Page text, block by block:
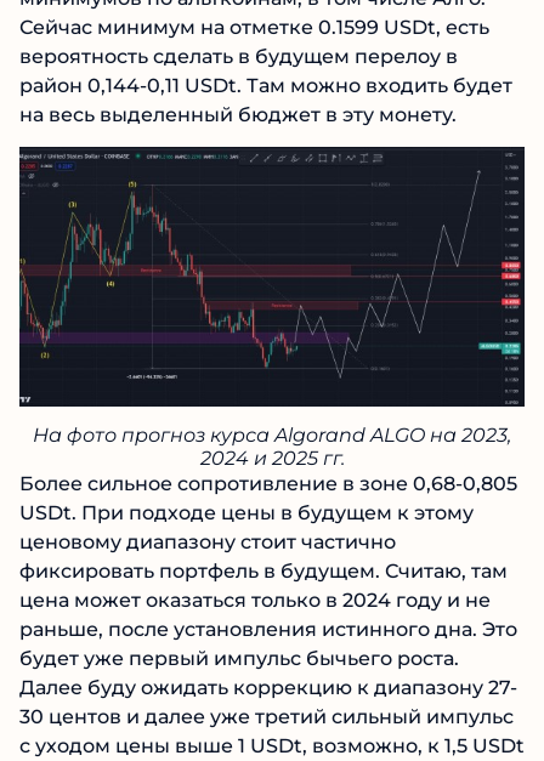
Сейчас минимум на отметке 0.1599 USDt, есть
вероятность сделать в будущем перелоу в
район 0,144-0,11 USDt. Там можно входить будет
на весь выделенный бюджет в эту монету.
На фото прогноз курса Algorand ALGO на 2023,
2024 и 2025 гг.
Более сильное сопротивление в зоне 0,68-0,805
USDt. При подходе цены в будущем к этому
ценовому диапазону стоит частично
фиксировать портфель в будущем. Считаю, там
цена может оказаться только в 2024 году и не
раньше, после установления истинного дна. Это
будет уже первый импульс бычьего роста.
Далее буду ожидать коррекцию к диапазону 27-
30 центов и далее уже третий сильный импульс
с уходом цены выше 1 USDt, возможно, к 1,5 USDt